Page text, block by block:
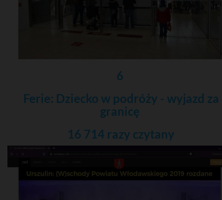
6
Ferie: Dziecko w podróży - wyjazd za
granicę
16 714 razy czytany